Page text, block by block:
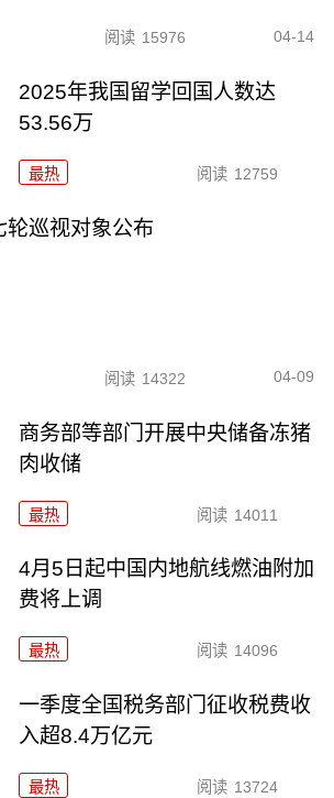
阅读 15976 04-14
2025年我国留学回国人数达
53.56万
最热 阅读 12759
轮巡视对象公布
阅读 14322 04-09
商务部等部门开展中央储备冻猪
肉收储
最热 阅读 14011
4月5日起中国内地航线燃油附加
费将上调
最热 阅读 14096
一季度全国税务部门征收税费收
入超8.4万亿元
最热 阅读 13724